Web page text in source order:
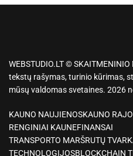
WEBSTUDIO.LT © SKAITMENINIO
tekstų rašymas, turinio kūrimas,
mūsų valdomas svetaines. 2026
KAUNO NAUJIENOSKAUNO
RENGINIAI KAUNEFINANSAI
TRANSPORTO MARŠRUTŲ
TECHNOLOGIJOSBLOCKCHAIN